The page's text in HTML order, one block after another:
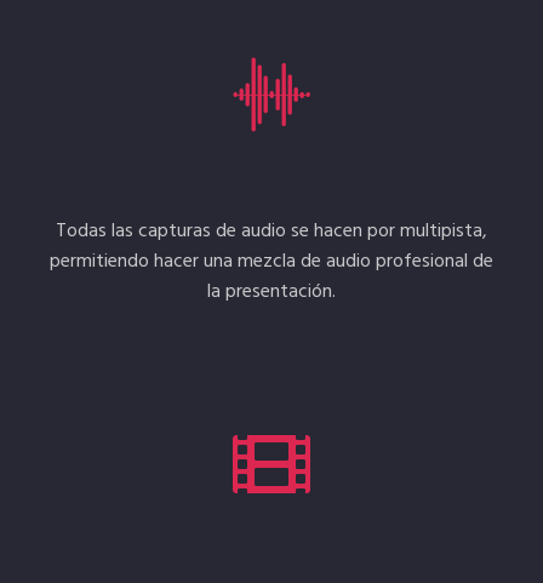
Todas las capturas de audio se hacen por multipista,
permitiendo hacer una mezcla de audio profesional de
la presentación.